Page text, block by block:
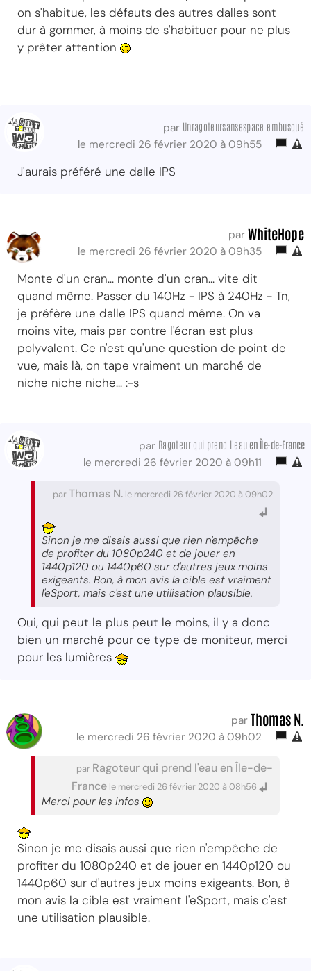
on s'habitue, les défauts des autres dalles sont
dur à gommer, à moins de s'habituer pour ne plus
y prêter attention
par Unragoteursansespace embusqué
le mercredi 26 février 2020 à 09h55
J'aurais préféré une dalle IPS
par WhiteHope
le mercredi 26 février 2020 à 09h35
Monte d'un cran... monte d'un cran... vite dit
quand même. Passer du 140Hz - IPS à 240Hz - Tn,
je préfère une dalle IPS quand même. On va
moins vite, mais par contre l'écran est plus
polyvalent. Ce n'est qu'une question de point de
vue, mais là, on tape vraiment un marché de
niche niche niche... :-s
par Ragoteur qui prend l'eau en Île-de-France
le mercredi 26 février 2020 à 09h11
parThomas N. le mercredi 26 février 2020 à 09h02
Sinon je me disais aussi que rien n'empêche
de profiter du 1080p240 et de jouer en
1440p120 ou 1440p60 sur d'autres jeux moins
exigeants. Bon, à mon avis la cible est vraiment
l'eSport, mais c'est une utilisation plausible.
Oui, qui peut le plus peut le moins, il y a donc
bien un marché pour ce type de moniteur, merci
pour les lumières
par Thomas N.
le mercredi 26 février 2020 à 09h02
par Ragoteur qui prend l'eau en Île-de-
France le mercredi 26 février 2020 à 08h56
Merci pour les infos
Sinon je me disais aussi que rien n'empêche de
profiter du 1080p240 et de jouer en 1440p120 ou
1440p60 sur d'autres jeux moins exigeants. Bon, à
mon avis la cible est vraiment l'eSport, mais c'est
une utilisation plausible.